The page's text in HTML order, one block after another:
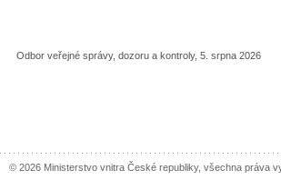
Odbor veřejné správy, dozoru a kontroly, 5. srpna 2026
© 2026 Ministerstvo vnitra České republiky, všechna práva